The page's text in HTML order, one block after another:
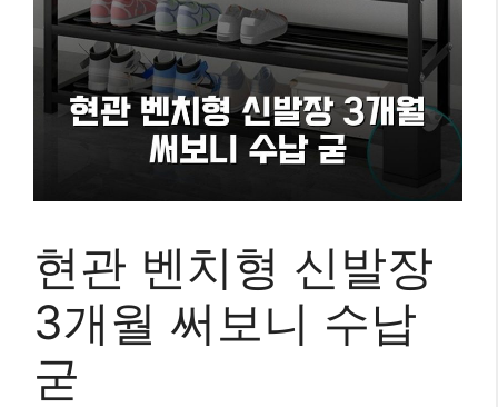
현관 벤치형 신발장
3개월 써보니 수납
굳